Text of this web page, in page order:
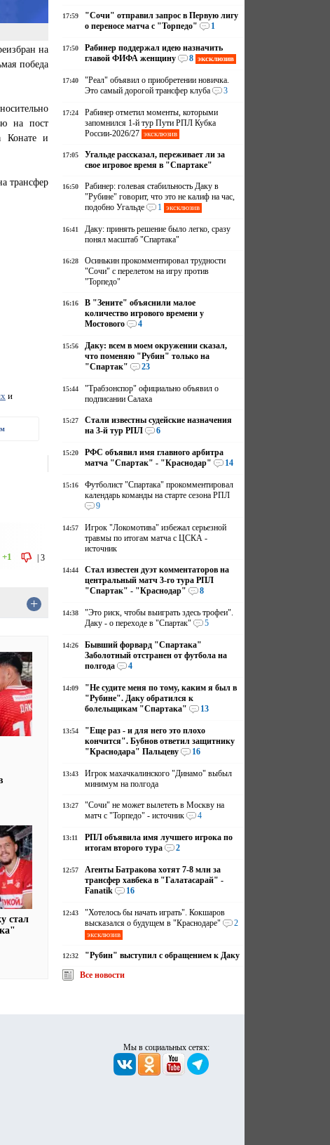
на
победа
на пост
Конате и
трансфер
и
|3
+1
+
стал
17:59
"Сочи" отправил запрос в Первую лигу
о переносе матча с "Торпедо"
1
17:50
Рабинер поддержал идею назначить
главой ФИФА женщину
8 эксклюзив
17:40
"Реал" объявил о приобретении новичка.
Это самый дорогой трансфер клуба
3
17:24
Рабинер отметил моменты, которыми
запомнился 1-й тур Пути РПЛ Кубка
России-2026/27 эксклюзив
17:05
Угальде рассказал, переживает ли за
свое игровое время в "Спартаке"
16:50
Рабинер: голевая стабильность Даку в
"Рубине" говорит, что это не калиф на час,
подобно Угальде
1 эксклюзив
16:41
Даку: принять решение было легко, сразу
понял масштаб "Спартака"
16:28
Осинькин прокомментировал трудности
"Сочи" с перелетом на игру против
"Торпедо"
16:16
В "Зените" объяснили малое
количество игрового времени у
Мостового
4
15:56
Даку: всем в моем окружении сказал,
что поменяю "Рубин" только на
"Спартак"
23
15:44
"Трабзонспор" официально объявил о
подписании Салаха
15:27
Стали известны судейские назначения
на 3-й тур РПЛ
6
15:20
РФС объявил имя главного арбитра
матча "Спартак" - "Краснодар"
14
15:16
Футболист "Спартака" прокомментировал
календарь команды на старте сезона РПЛ
9
14:57
Игрок "Локомотива" избежал серьезной
травмы по итогам матча с ЦСКА -
источник
14:44
Стал известен дуэт комментаторов на
центральный матч 3-го тура РПЛ
"Спартак" - "Краснодар"
8
14:38
"Это риск, чтобы выиграть здесь трофеи".
Даку - о переходе в "Спартак"
5
14:26
Бывший форвард "Спартака"
Заболотный отстранен от футбола на
полгода
4
14:09
"Не судите меня по тому, каким я был в
"Рубине". Даку обратился к
болельщикам "Спартака"
13
13:54
"Еще раз - и для него это плохо
кончится". Бубнов ответил защитнику
"Краснодара" Пальцеву
16
13:43
Игрок махачкалинского "Динамо" выбыл
минимум на полгода
13:27
"Сочи" не может вылететь в Москву на
матч с "Торпедо" - источник
4
13:11
РПЛ объявила имя лучшего игрока по
итогам второго тура
2
12:57
Агенты Батракова хотят 7-8 млн за
трансфер хавбека в "Галатасарай" -
Fanatik
16
12:43
"Хотелось бы начать играть". Кокшаров
высказался о будущем в "Краснодаре"
2
эксклюзив
12:32
"Рубин" выступил с обращением к Даку
Все новости
Мы в социальных сетях: